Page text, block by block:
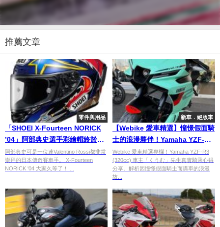
推薦文章
零件與用品
「SHOEI X-Fourteen NORICK
’04」阿部典史選手彩繪帽終於推
出！
阿部典史可是一位連Valentino Rossi都非常
崇拜的日本傳奇賽車手。 X-Fourteen
NORICK '04 大家久等了！ ...
新車．絕版車
【Webike 愛車精選】憧憬假面騎
士的浪漫夥伴！Yamaha YZF-R3
(320cc) 車主「くうむ」先生長途
旅行心得分享
Webike 愛車精選專欄！Yamaha YZF-R3
(320cc) 車主「くうむ」先生真實騎乘心得
分享。解析因憧憬假面騎士而購車的浪漫
故...